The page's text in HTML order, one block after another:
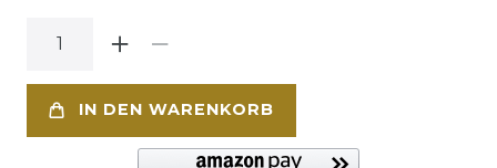
IN DEN WARENKORB